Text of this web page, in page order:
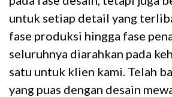
untuk setiap detail yang
fase produksi hingga fase
seluruhnya diarahkan pada
satu untuk klien kami. Telah
yang puas dengan desain